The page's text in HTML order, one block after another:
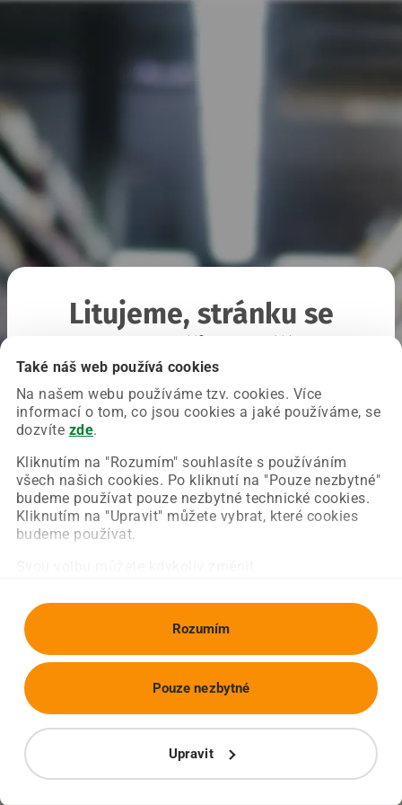
Také náš web používá cookies
Na našem webu používáme tzv. cookies. Více
informací o tom, co jsou cookies a jaké používáme, se
dozvíte zde.
Kliknutím na "Rozumím" souhlasíte s používáním
všech našich cookies. Po kliknutí na "Pouze nezbytné"
budeme používat pouze nezbytné technické cookies.
Kliknutím na "Upravit" můžete vybrat, které cookies
budeme používat.
Rozumím
Upravit
Pouze nezbytné
Litujeme, stránku se
Chyba nastala na naší straně a už ji opravujeme.
Zkuste prosím znovu načíst požadovanou stránku.
Obnovit stránku Úvodní strana